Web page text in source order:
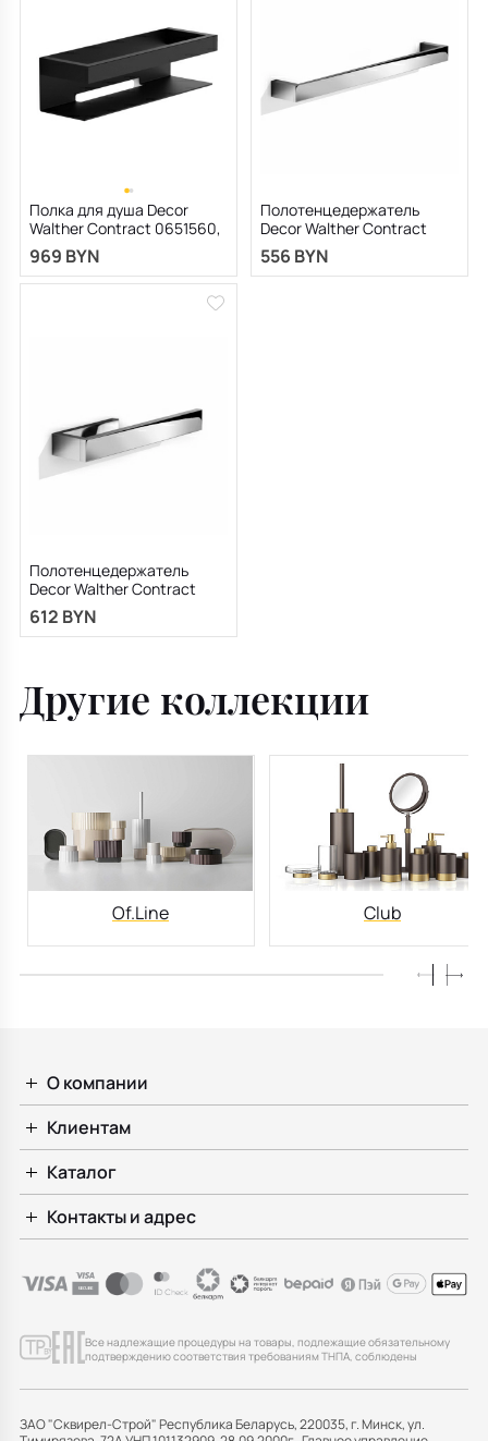
Полка для душа Decor
Walther Contract 0651560,
черная матовая
969 BYN
Полотенцедержатель
Decor Walther Contract
0650700, хром
556 BYN
Полотенцедержатель
Decor Walther Contract
0651200, хром
612 BYN
Другие коллекции
Of.Line Club
О компании
Клиентам
Каталог
Контакты и адрес
Все надлежащие процедуры на товары, подлежащие обязательному
подтверждению соответствия требованиям ТНПА, соблюдены
ЗАО "Сквирел-Строй" Республика Беларусь, 220035, г. Минск, ул.